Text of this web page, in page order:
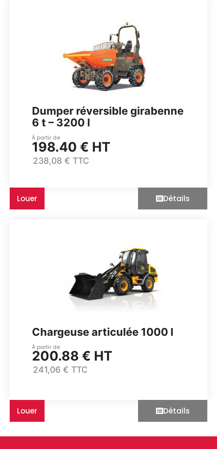
Dumper réversible girabenne
6 t – 3200 l
À partir de
198.40 € HT
238,08 € TTC
Louer Détails
Chargeuse articulée 1000 l
À partir de
200.88 € HT
241,06 € TTC
Louer Détails